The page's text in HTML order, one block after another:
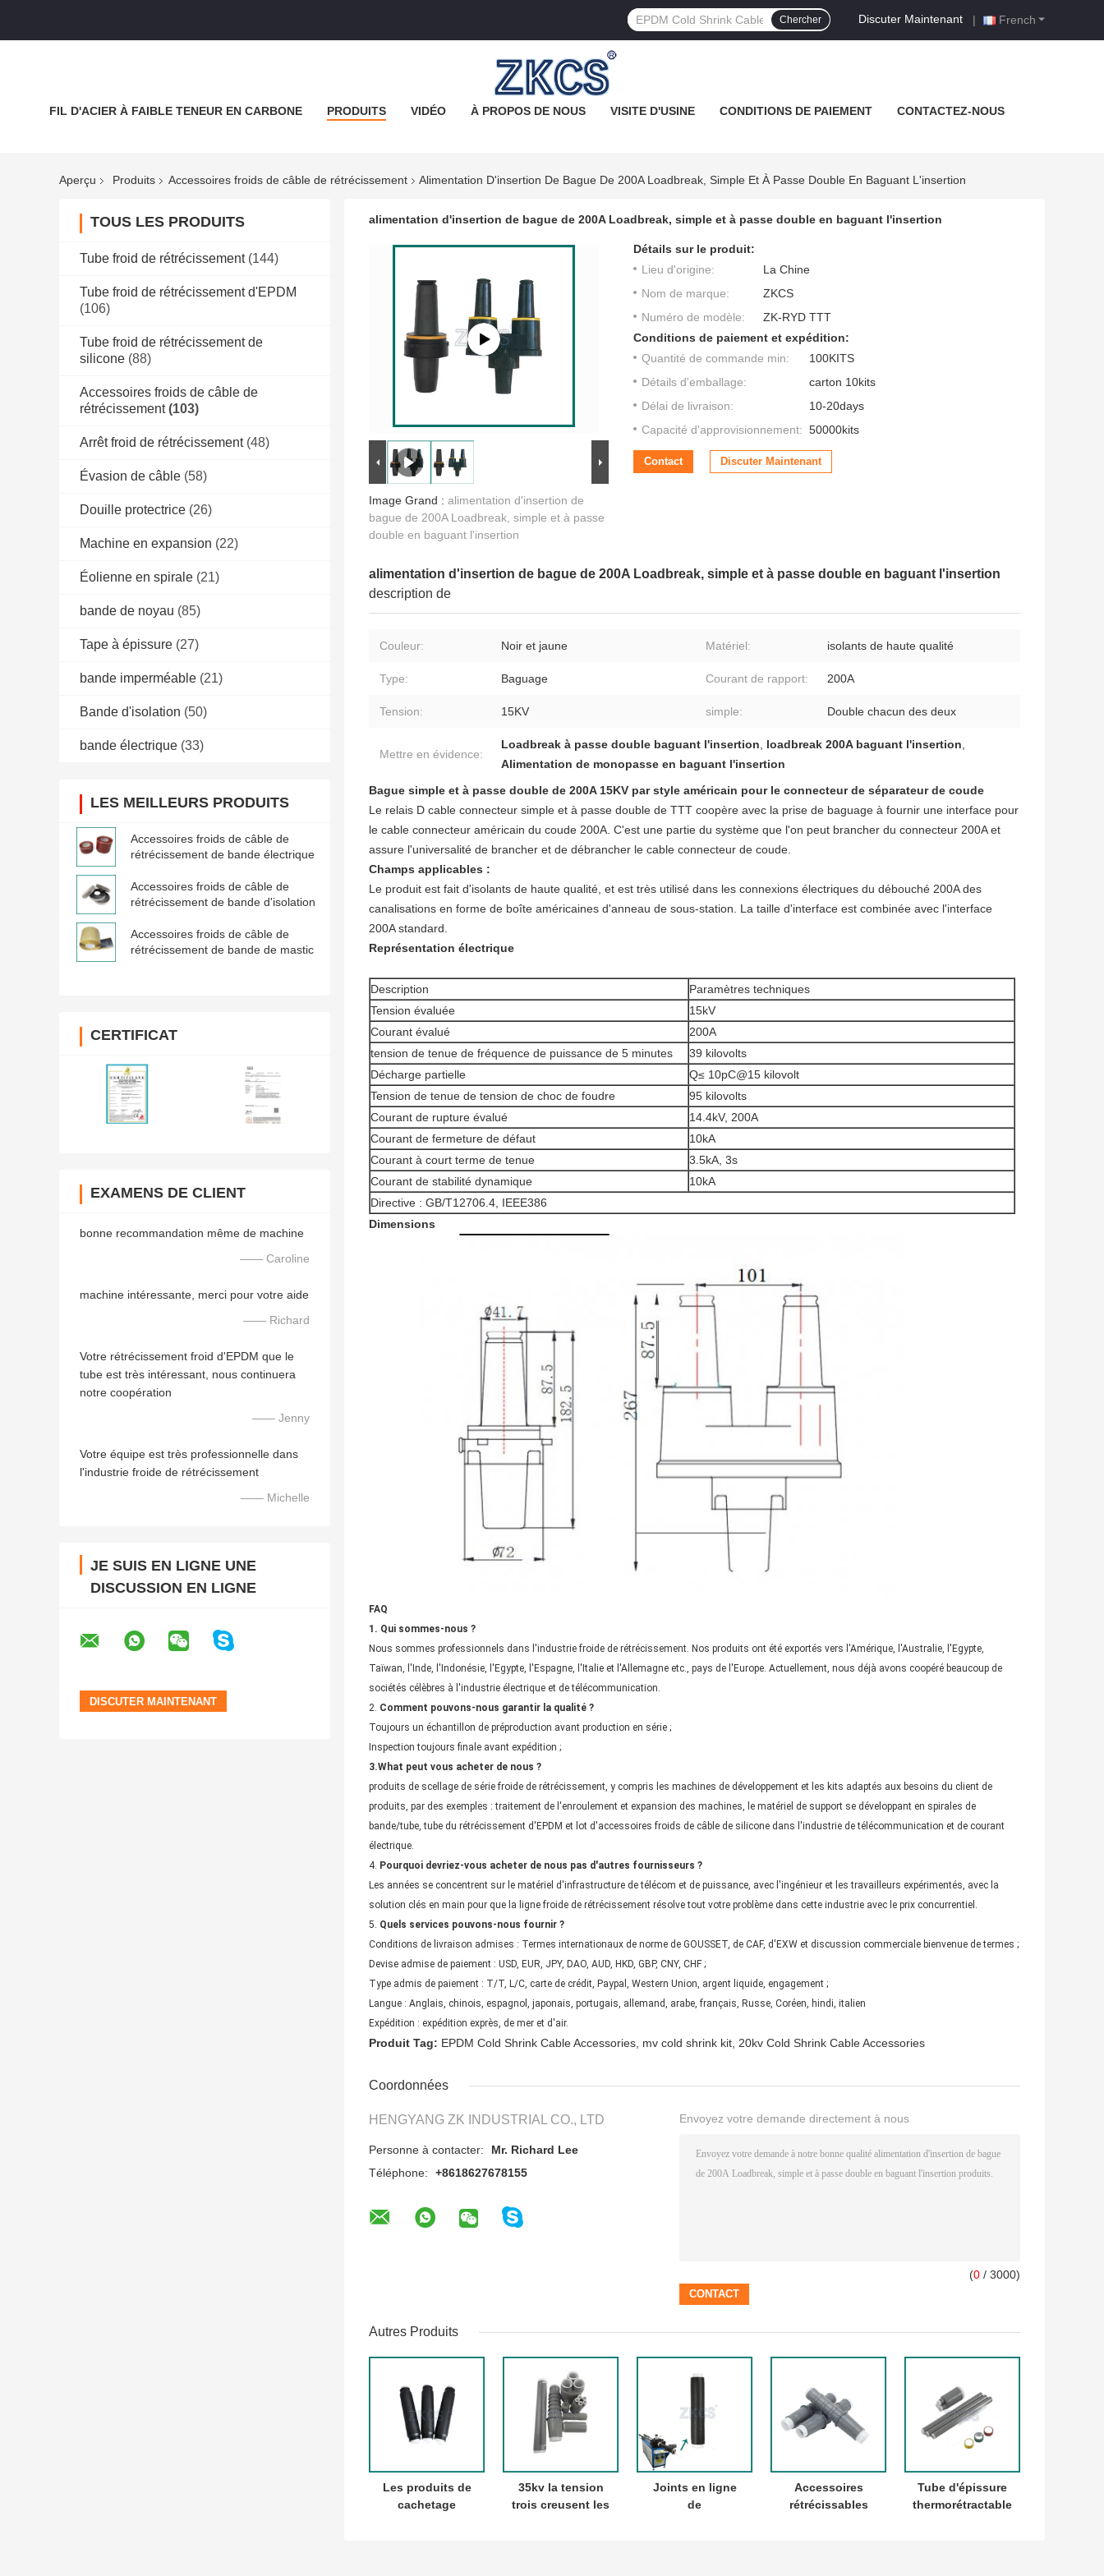
French
Discuter Maintenant |
Chercher
FIL D'ACIER À FAIBLE TENEUR EN CARBONE PRODUITS VIDÉO À PROPOS DE NOUS VISITE D'USINE CONDITIONS DE PAIEMENT CONTACTEZ-NOUS
Aperçu Produits Accessoires froids de câble de rétrécissement Alimentation D'insertion De Bague De 200A Loadbreak, Simple Et À Passe Double En Baguant L'insertion
TOUS LES PRODUITS
Tube froid de rétrécissement (144)
Tube froid de rétrécissement d'EPDM
(106)
Tube froid de rétrécissement de
silicone (88)
Accessoires froids de câble de
rétrécissement (103)
Arrêt froid de rétrécissement (48)
Évasion de câble (58)
Douille protectrice (26)
Machine en expansion (22)
Éolienne en spirale (21)
bande de noyau (85)
Tape à épissure (27)
bande imperméable (21)
Bande d'isolation (50)
bande électrique (33)
LES MEILLEURS PRODUITS
Accessoires froids de câble de
rétrécissement de bande électrique
Accessoires froids de câble de
rétrécissement de bande d'isolation
Accessoires froids de câble de
rétrécissement de bande de mastic
CERTIFICAT
EXAMENS DE CLIENT
bonne recommandation même de machine
—— Caroline
machine intéressante, merci pour votre aide
—— Richard
Votre rétrécissement froid d'EPDM que le
tube est très intéressant, nous continuera
notre coopération
—— Jenny
Votre équipe est très professionnelle dans
l'industrie froide de rétrécissement
—— Michelle
JE SUIS EN LIGNE UNE
DISCUSSION EN LIGNE
alimentation d'insertion de bague de 200A Loadbreak, simple et à passe double en baguant l'insertion
Image Grand : alimentation d'insertion de
bague de 200A Loadbreak, simple et à passe
double en baguant l'insertion
Détails sur le produit:
Lieu d'origine:
La Chine
Nom de marque:
ZKCS
Numéro de modèle:
ZK-RYD TTT
Conditions de paiement et expédition:
Quantité de commande min:
100KITS
Détails d'emballage:
carton 10kits
Délai de livraison:
10-20days
Capacité d'approvisionnement: 50000kits
Contact Discuter Maintenant
alimentation d'insertion de bague de 200A Loadbreak, simple et à passe double en baguant l'insertion
description de
Couleur: Noir et jaune Matériel: isolants de haute qualité
Type: Baguage Courant de rapport: 200A
Tension: 15KV simple: Double chacun des deux
Mettre en évidence:
Loadbreak à passe double baguant l'insertion, loadbreak 200A baguant l'insertion,
Alimentation de monopasse en baguant l'insertion
Bague simple et à passe double de 200A 15KV par style américain pour le connecteur de séparateur de coude
Le relais D cable connecteur simple et à passe double de TTT coopère avec la prise de baguage à fournir une interface pour
le cable connecteur américain du coude 200A. C'est une partie du système que l'on peut brancher du connecteur 200A et
assure l'universalité de brancher et de débrancher le cable connecteur de coude.
Champs applicables :
Le produit est fait d'isolants de haute qualité, et est très utilisé dans les connexions électriques du débouché 200A des
canalisations en forme de boîte américaines d'anneau de sous-station. La taille d'interface est combinée avec l'interface
200A standard.
Représentation électrique
Description
Paramètres techniques
Tension évaluée
15kV
Courant évalué
200A
tension de tenue de fréquence de puissance de 5 minutes
39 kilovolts
Décharge partielle
Q≤ 10pC@15 kilovolt
Tension de tenue de tension de choc de foudre
95 kilovolts
Courant de rupture évalué
14.4kV, 200A
Courant de fermeture de défaut
10kA
Courant à court terme de tenue
3.5kA, 3s
Courant de stabilité dynamique
10kA
Directive : GB/T12706.4, IEEE386
Dimensions
FAQ
1. Qui sommes-nous ?
Nous sommes professionnels dans l'industrie froide de rétrécissement. Nos produits ont été exportés vers l'Amérique, l'Australie, l'Egypte,
Taïwan, l'Inde, l'Indonésie, l'Egypte, l'Espagne, l'Italie et l'Allemagne etc., pays de l'Europe. Actuellement, nous déjà avons coopéré beaucoup de
sociétés célèbres à l'industrie électrique et de télécommunication.
2. Comment pouvons-nous garantir la qualité ?
Toujours un échantillon de préproduction avant production en série ;
Inspection toujours finale avant expédition ;
3.What peut vous acheter de nous ?
produits de scellage de série froide de rétrécissement, y compris les machines de développement et les kits adaptés aux besoins du client de
produits, par des exemples : traitement de l'enroulement et expansion des machines, le matériel de support se développant en spirales de
bande/tube, tube du rétrécissement d'EPDM et lot d'accessoires froids de câble de silicone dans l'industrie de télécommunication et de courant
électrique.
4. Pourquoi devriez-vous acheter de nous pas d'autres fournisseurs ?
Les années se concentrent sur le matériel d'infrastructure de télécom et de puissance, avec l'ingénieur et les travailleurs expérimentés, avec la
solution clés en main pour que la ligne froide de rétrécissement résolve tout votre problème dans cette industrie avec le prix concurrentiel.
5. Quels services pouvons-nous fournir ?
Conditions de livraison admises : Termes internationaux de norme de GOUSSET, de CAF, d'EXW et discussion commerciale bienvenue de termes ;
Devise admise de paiement : USD, EUR, JPY, DAO, AUD, HKD, GBP, CNY, CHF ;
Type admis de paiement : T/T, L/C, carte de crédit, Paypal, Western Union, argent liquide, engagement ;
Langue : Anglais, chinois, espagnol, japonais, portugais, allemand, arabe, français, Russe, Coréen, hindi, italien
Expédition : expédition exprès, de mer et d'air.
Produit Tag: EPDM Cold Shrink Cable Accessories mv cold shrink kit 20kv Cold Shrink Cable Accessories
Coordonnées
HENGYANG ZK INDUSTRIAL CO., LTD
Personne à contacter:
Mr. Richard Lee
Téléphone:
+8618627678155
Envoyez votre demande directement à nous
(0 / 3000)
Autres Produits
Les produits de
cachetage
35kv la tension
trois creusent les
Joints en ligne
de
Accessoires
rétrécissables
Tube d'épissure
thermorétractable